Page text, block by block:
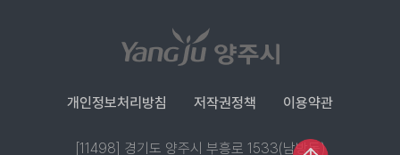
개인정보처리방침 저작권정책 이용약관
[11498] 경기도 양주시 부흥로 1533(남방동)